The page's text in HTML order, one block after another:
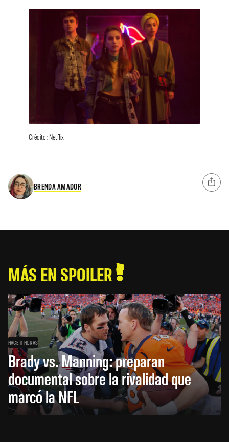
Crédito: Netflix
BRENDA AMADOR
MÁS EN SPOILER
HACE 11 HORAS
Brady vs. Manning: preparan
documental sobre la rivalidad que
marcó la NFL